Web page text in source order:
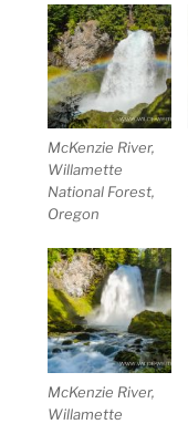
McKenzie River,
Willamette
National Forest,
Oregon
McKenzie River,
Willamette